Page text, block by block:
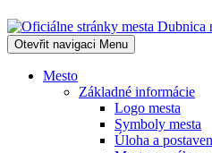
Otevřit navigaci Menu
Mesto
Základné informácie
Logo mesta
Symboly mesta
Úloha a